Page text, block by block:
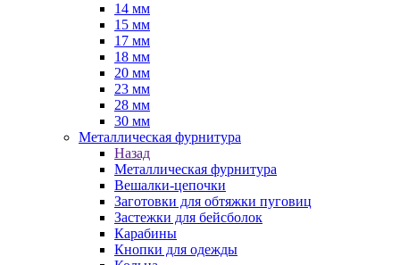
14 мм
15 мм
17 мм
18 мм
20 мм
23 мм
28 мм
30 мм
Металлическая фурнитура
Назад
Металлическая фурнитура
Вешалки-цепочки
Заготовки для обтяжки пуговиц
Застежки для бейсболок
Карабины
Кнопки для одежды